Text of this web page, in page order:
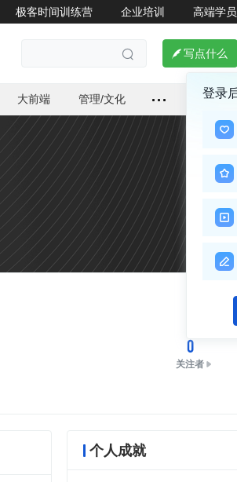
极客时间训练营 企业培训 高端学员
  写点什么
登录
大前端 管理/文化
0
关注者
个人成就